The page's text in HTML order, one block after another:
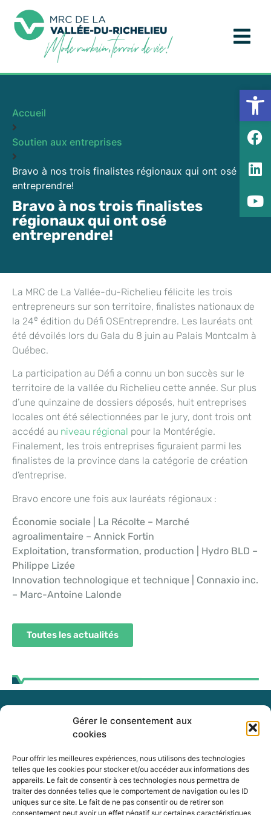
Gérer le consentement aux
cookies
Pour offrir les meilleures expériences, nous utilisons des technologies
telles que les cookies pour stocker et/ou accéder aux informations des
appareils. Le fait de consentir à ces technologies nous permettra de
traiter des données telles que le comportement de navigation ou les ID
uniques sur ce site. Le fait de ne pas consentir ou de retirer son
consentement peut avoir un effet négatif sur certaines caractéristiques
Accueil
Soutien aux entreprises
Bravo à nos trois finalistes régionaux qui ont osé
entreprendre!
Bravo à nos trois finalistes
régionaux qui ont osé
entreprendre!
La MRC de La Vallée-du-Richelieu félicite les trois
entrepreneurs sur son territoire, finalistes nationaux de
la 24e édition du Défi OSEntreprendre. Les lauréats ont
été dévoilés lors du Gala du 8 juin au Palais Montcalm à
Québec.
La participation au Défi a connu un bon succès sur le
territoire de la vallée du Richelieu cette année. Sur plus
d’une quinzaine de dossiers déposés, huit entreprises
locales ont été sélectionnées par le jury, dont trois ont
accédé au niveau régional pour la Montérégie.
Finalement, les trois entreprises figuraient parmi les
finalistes de la province dans la catégorie de création
d’entreprise.
Bravo encore une fois aux lauréats régionaux :
Économie sociale | La Récolte – Marché
agroalimentaire – Annick Fortin
Exploitation, transformation, production | Hydro BLD –
Philippe Lizée
Innovation technologique et technique | Connaxio inc.
– Marc-Antoine Lalonde
Toutes les actualités
255, boul. Laurier, bureau 100
McMasterville (Québec)
J3G 0B7
Intranet